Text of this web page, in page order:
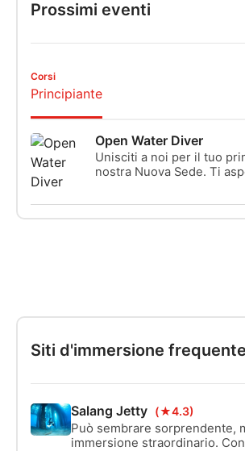
Prossimi eventi
Corsi
Principiante
Open Water Diver
Unisciti a noi per il tuo
nostra Nuova Sede. Ti
Siti d'immersione
Salang Jetty (★4.3)
Può sembrare sorprendente,
immersione straordinario.